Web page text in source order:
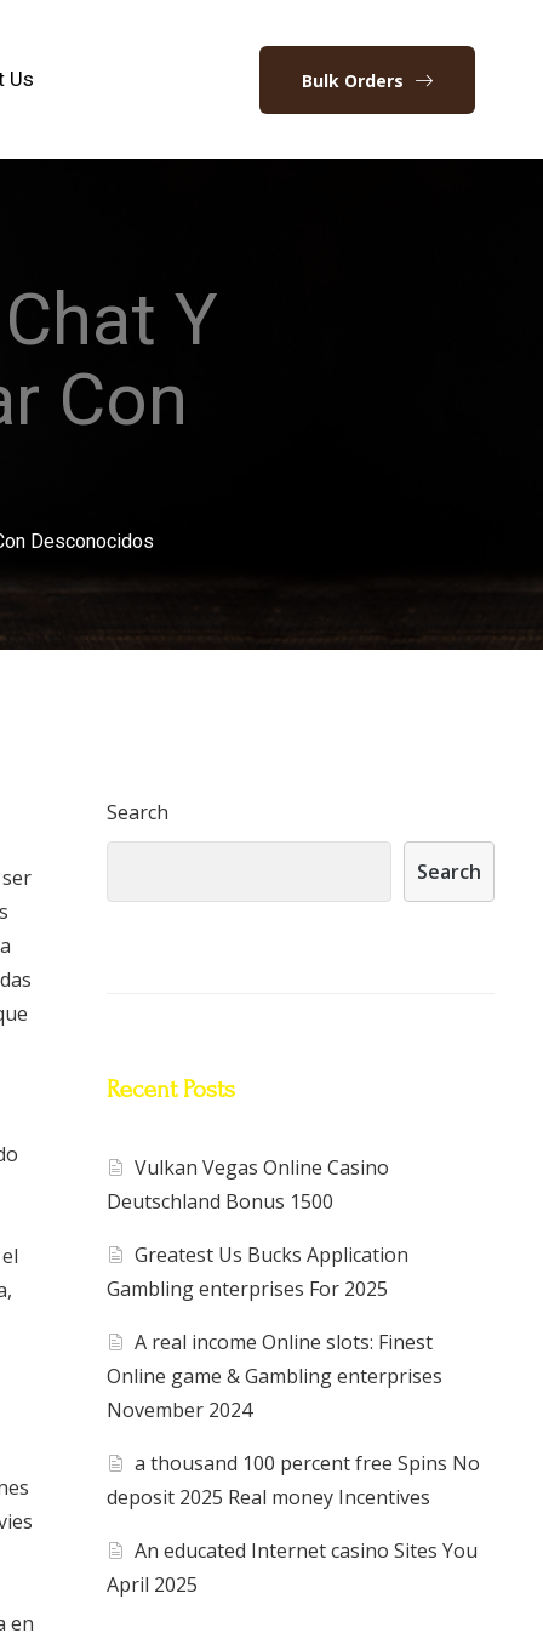
Us Bulk Orders
Y
Con
Desconocidos
en
Search
Search
Recent Posts
Vulkan Vegas Online Casino
Deutschland Bonus 1500
Greatest Us Bucks Application
Gambling enterprises For 2025
A real income Online slots: Finest
Online game & Gambling enterprises
November 2024
a thousand 100 percent free Spins No
deposit 2025 Real money Incentives
An educated Internet casino Sites You
April 2025